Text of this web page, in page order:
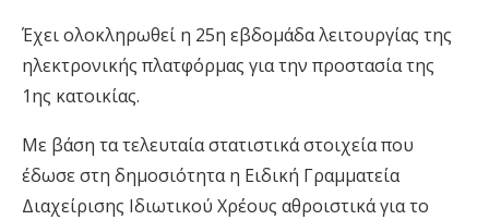
Έχει ολοκληρωθεί η 25η εβδομάδα λειτουργίας της
ηλεκτρονικής πλατφόρμας για την προστασία της
1ης κατοικίας.
Με βάση τα τελευταία στατιστικά στοιχεία που
έδωσε στη δημοσιότητα η Ειδική Γραμματεία
Διαχείρισης Ιδιωτικού Χρέους αθροιστικά για το